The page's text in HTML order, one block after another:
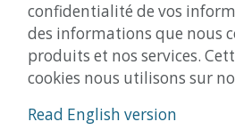
confidentialité de vos
des informations que nous
produits et nos services.
cookies nous utilisons sur
Read English version